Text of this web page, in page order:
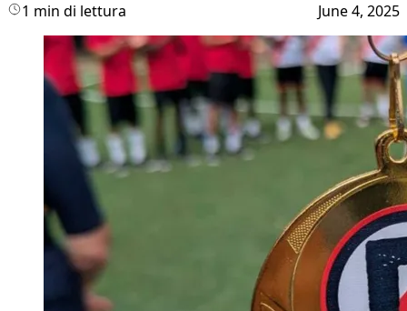
1 min di lettura June 4, 2025